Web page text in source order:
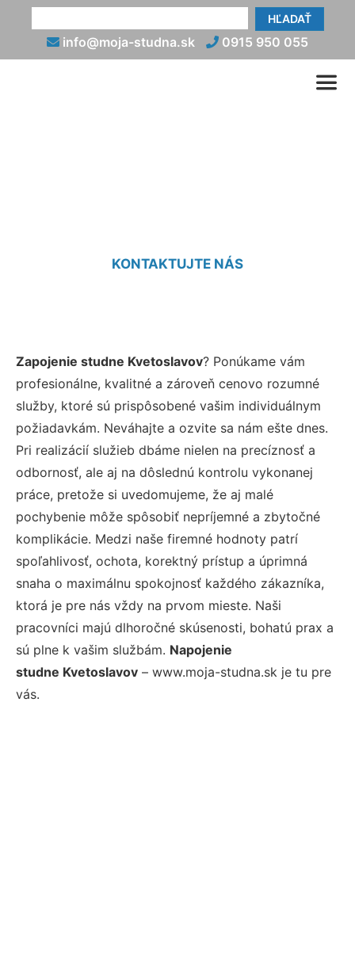
HĽADAŤ
info@moja-studna.sk 0915 950 055
KONTAKTUJTE NÁS
Zapojenie studne Kvetoslavov? Ponúkame vám
profesionálne, kvalitné a zároveň cenovo rozumné
služby, ktoré sú prispôsobené vašim individuálnym
požiadavkám. Neváhajte a ozvite sa nám ešte dnes.
Pri realizácií služieb dbáme nielen na precíznosť a
odbornosť, ale aj na dôslednú kontrolu vykonanej
práce, pretože si uvedomujeme, že aj malé
pochybenie môže spôsobiť nepríjemné a zbytočné
komplikácie. Medzi naše firemné hodnoty patrí
spoľahlivosť, ochota, korektný prístup a úprimná
snaha o maximálnu spokojnosť každého zákazníka,
ktorá je pre nás vždy na prvom mieste. Naši
pracovníci majú dlhoročné skúsenosti, bohatú prax a
sú plne k vašim službám. Napojenie
studne Kvetoslavov – www.moja-studna.sk je tu pre
vás.